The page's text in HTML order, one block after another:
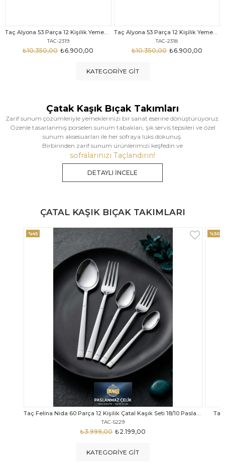
Taç Alyona 53 Parça 12 Kişilik Yemek Takımı Gold
TAC-2318
₺6.900,00
₺10.350,00
Taç Eliza Alyona 53 Parça 12 Kişilik Yemek Takımı Platin
TAC-2316
₺9.499,00
₺12.669,00
KATEGORIYE GIT
Çatak Kaşık Bıçak Takımları
Zarif sunum çözümleriyle yemeklerinizi bir sanat eserine dönüştürüyoruz.
Özenle tasarlanmış porselen sunum tabakları, şık servis tepsileri ve özel
sunum aksesuarları ile her sofraya lüks dokunuş.
Birbirinden zarif sunum ürünlerimizi keşfedin ve
sofralarınızı Taçlandırın!
DETAYLI İNCELE
ÇATAL KAŞIK BIÇAK TAKIMLARI
Taç Calista Tivoli 72 Parça 12 Kişilik Çatal Kaşık Bıçak Seti
TAC-5040
₺2.999,00
₺4.289,00
%30
Taç
%33
KATEGORIYE GIT